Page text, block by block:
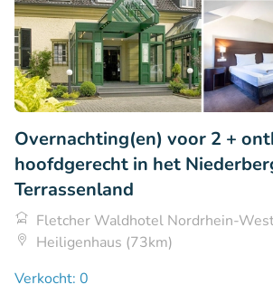
Overnachting(en) voor 2 +
hoofdgerecht in het
Terrassenland
Fletcher Waldhotel Nordrhein-
Heiligenhaus (73km)
Verkocht: 0